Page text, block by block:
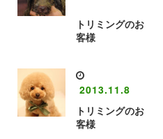
トリミングのお
客様
2013.11.8
トリミングのお
客様